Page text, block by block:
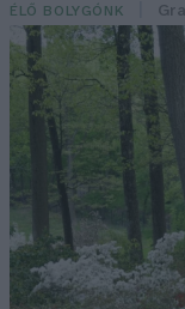
ÉLŐ BOLYGÓNK